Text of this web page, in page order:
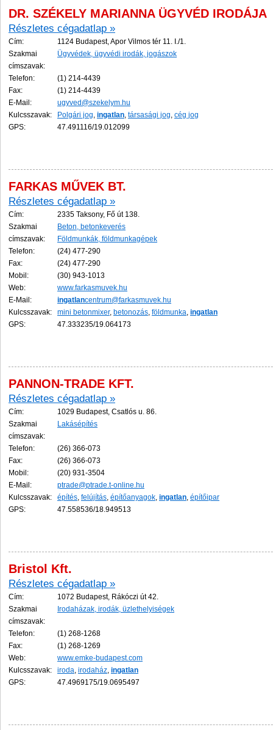
DR. SZÉKELY MARIANNA ÜGYVÉD IRODÁJA
Részletes cégadatlap »
Cím:
1124 Budapest, Apor Vilmos tér 11. I./1.
Szakmai
címszavak:
Ügyvédek, ügyvédi irodák, jogászok
Telefon:
(1) 214-4439
Fax:
(1) 214-4439
E-Mail:
ugyved@szekelym.hu
Kulcsszavak:
Polgári jog, ingatlan, társasági jog, cég jog
GPS:
47.491116/19.012099
FARKAS MŰVEK BT.
Részletes cégadatlap »
Cím:
2335 Taksony, Fő út 138.
Szakmai
címszavak:
Beton, betonkeverés
Földmunkák, földmunkagépek
Telefon:
(24) 477-290
Fax:
(24) 477-290
Mobil:
(30) 943-1013
Web:
www.farkasmuvek.hu
E-Mail:
ingatlancentrum@farkasmuvek.hu
Kulcsszavak:
mini betonmixer, betonozás, földmunka, ingatlan
GPS:
47.333235/19.064173
PANNON-TRADE KFT.
Részletes cégadatlap »
Cím:
1029 Budapest, Csatlós u. 86.
Szakmai
címszavak:
Lakásépítés
Telefon:
(26) 366-073
Fax:
(26) 366-073
Mobil:
(20) 931-3504
E-Mail:
ptrade@ptrade.t-online.hu
Kulcsszavak:
építés, felújítás, építőanyagok, ingatlan, építőipar
GPS:
47.558536/18.949513
Bristol Kft.
Részletes cégadatlap »
Cím:
1072 Budapest, Rákóczi út 42.
Szakmai
címszavak:
Irodaházak, irodák, üzlethelyiségek
Telefon:
(1) 268-1268
Fax:
(1) 268-1269
Web:
www.emke-budapest.com
Kulcsszavak:
iroda, irodaház, ingatlan
GPS:
47.4969175/19.0695497